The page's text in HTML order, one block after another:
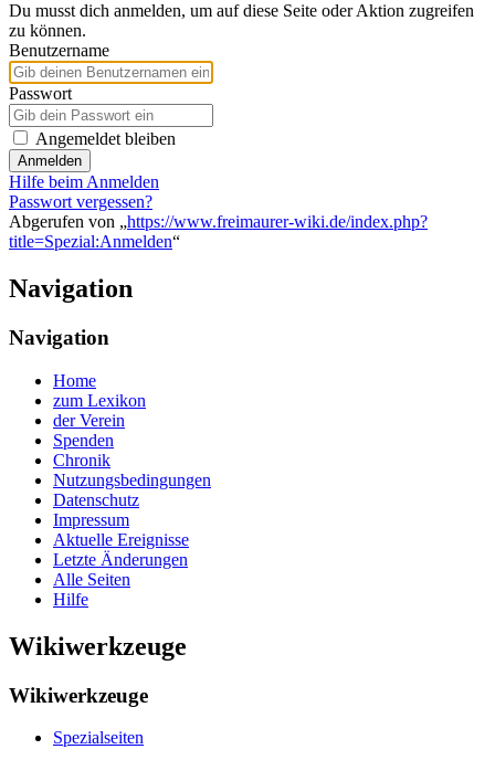
Du musst dich anmelden, um auf diese Seite oder Aktion zugreifen
zu können.
Benutzername
Passwort
Angemeldet bleiben
Anmelden
Hilfe beim Anmelden
Passwort vergessen?
Abgerufen von „https://www.freimaurer-wiki.de/index.php?
title=Spezial:Anmelden“
Navigation
Navigation
Home
zum Lexikon
der Verein
Spenden
Chronik
Nutzungsbedingungen
Datenschutz
Impressum
Aktuelle Ereignisse
Letzte Änderungen
Alle Seiten
Hilfe
Wikiwerkzeuge
Wikiwerkzeuge
Spezialseiten